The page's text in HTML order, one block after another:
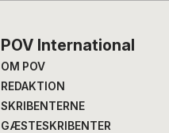
POV International
OM POV
REDAKTION
SKRIBENTERNE
GÆSTESKRIBENTER